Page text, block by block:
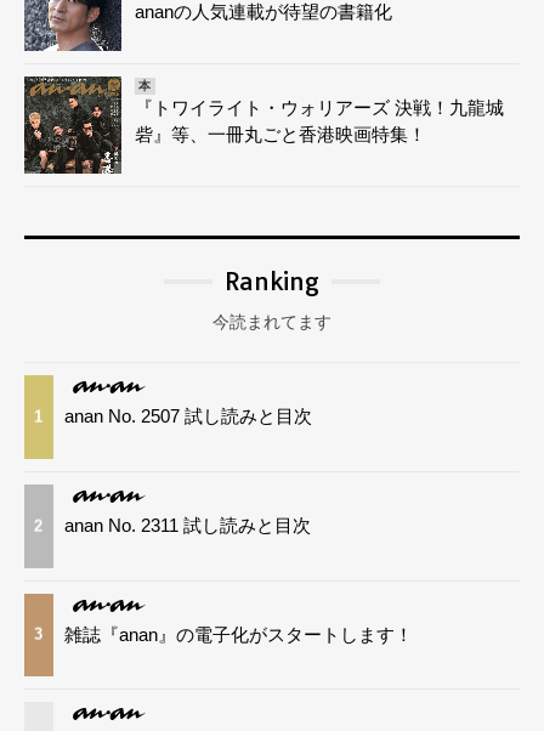
ananの人気連載が待望の書籍化
本
『トワイライト・ウォリアーズ 決戦！九龍城
砦』等、一冊丸ごと香港映画特集！
Ranking
今読まれてます
1 anan No. 2507 試し読みと目次
2 anan No. 2311 試し読みと目次
3 雑誌『anan』の電子化がスタートします！